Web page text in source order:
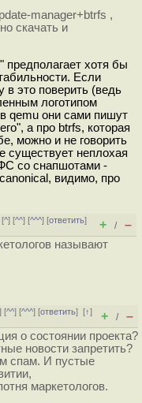
manager+btrfs ,
скачать и
предполагает хотя бы
Если
в это поверить (ведь
логотипом
qemu они сами пишут
а про btrfs, которая
можно и не говорить
существует неплохая
со снапшотами -
видимо, про
[^] [^^] [^^^] [ответить]
+ / –
называют
] [^^] [^^^] [ответить][↑]
+ / –
о состоянии проекта?
новости запретить?
спам. И пустые
маркетологов.